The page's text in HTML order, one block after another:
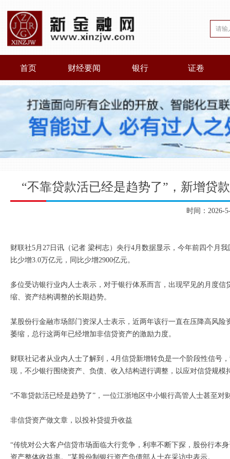
首页 财经要闻 银行 证卷
时间：2026-
财联社5月27日讯（记者 梁柯志）央行4月数据显示，今年前四个月
比少增3.0万亿元，同比少增2900亿元。
多位受访银行业内人士表示，对于银行体系而言，出现罕见的月度
缩、资产结构调整的长期趋势。
某股份行金融市场部门资深人士表示，近两年该行一直在压降高风
萎缩，总行这两年已经增加非信贷资产的激励力度。
财联社记者从业内人士了解到，4月信贷新增转负是一个阶段性信号
现，不少银行围绕资产、负债、收入结构进行调整，以应对信贷规模
“不靠贷款活已经是趋势了”，一位江浙地区中小银行高管人士甚至对
非信贷资产做文章，以投补贷提升收益
“传统对公大客户信贷市场面临大行竞争，利率不断下探，股份行本
资产整体收益率。”某股份制银行资产负债部人士在采访中表示。
“不靠贷款活已经是趋势了”，新增贷